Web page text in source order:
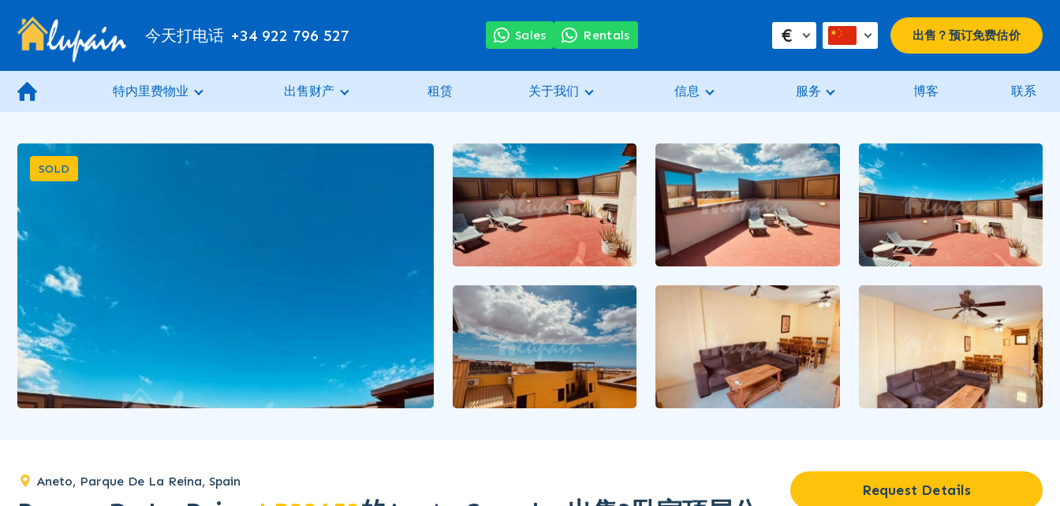
今天打电话 +34 922 796 527 Sales Rentals € 出售？预订免费估价
特内里费物业 出售财产 租赁 关于我们 信息 服务 博客 联系
SOLD
Aneto, Parque De La Reina, Spain
Request Details